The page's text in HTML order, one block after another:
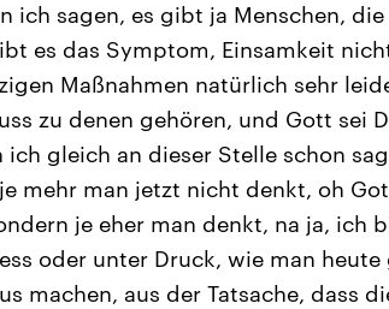
ich sagen, es gibt ja Menschen,
es das Symptom, Einsamkeit
Maßnahmen natürlich sehr
zu denen gehören, und Gott sei
gleich an dieser Stelle schon
mehr man jetzt nicht denkt, oh
je eher man denkt, na ja, ich
oder unter Druck, wie man heute
machen, aus der Tatsache, dass